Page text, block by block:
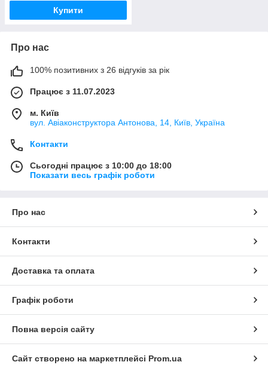
Купити
Про нас
100% позитивних з 26 відгуків за рік
Працює з 11.07.2023
м. Київ
вул. Авіаконструктора Антонова, 14, Київ, Україна
Контакти
Сьогодні працює з 10:00 до 18:00
Показати весь графік роботи
Про нас
Контакти
Доставка та оплата
Графік роботи
Повна версія сайту
Сайт створено на маркетплейсі Prom.ua